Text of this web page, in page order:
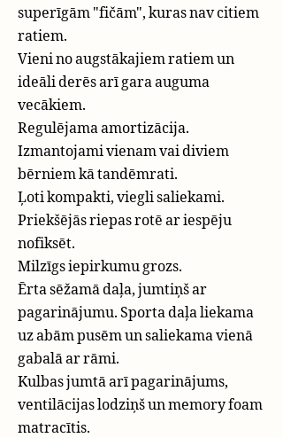
superīgām "fičām", kuras nav citiem
ratiem.
Vieni no augstākajiem ratiem un
ideāli derēs arī gara auguma
vecākiem.
Regulējama amortizācija.
Izmantojami vienam vai diviem
bērniem kā tandēmrati.
Ļoti kompakti, viegli saliekami.
Priekšējās riepas rotē ar iespēju
nofiksēt.
Milzīgs iepirkumu grozs.
Ērta sēžamā daļa, jumtiņš ar
pagarinājumu. Sporta daļa liekama
uz abām pusēm un saliekama vienā
gabalā ar rāmi.
Kulbas jumtā arī pagarinājums,
ventilācijas lodziņš un memory foam
matracītis.